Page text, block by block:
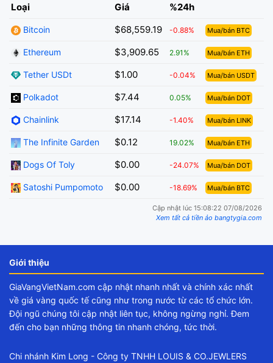
Loại Giá %24h
Bitcoin $68,559.19 -0.88% Mua/bán BTC
Ethereum $3,909.65 2.91% Mua/bán ETH
Tether USDt $1.00 -0.04% Mua/bán USDT
Polkadot $7.44 0.05% Mua/bán DOT
Chainlink $17.14 -1.40% Mua/bán LINK
The Infinite Garden $0.12 19.02% Mua/bán ETH
Dogs Of Toly $0.00 -24.07% Mua/bán DOT
Satoshi Pumpomoto $0.00 -18.69% Mua/bán BTC
Cập nhật lúc 15:08:22 07/08/2026
Xem tất cả tiền ảo bangtygia.com
Giới thiệu
GiaVangVietNam.com cập nhật nhanh nhất và chính xác nhất
về giá vàng quốc tế cũng như trong nước từ các tổ chức lớn.
Đội ngũ chúng tôi cập nhật liên tục, không ngừng nghỉ. Đem
đến cho bạn những thông tin nhanh chóng, tức thời.
Chi nhánh Kim Long - Công ty TNHH LOUIS & CO.JEWLERS